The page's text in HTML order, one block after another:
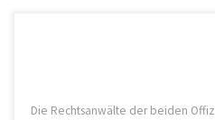
Die Rechtsanwälte der beiden